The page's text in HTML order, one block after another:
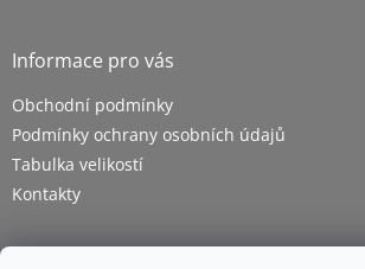
Informace pro vás
Obchodní podmínky
Podmínky ochrany osobních údajů
Tabulka velikostí
Kontakty